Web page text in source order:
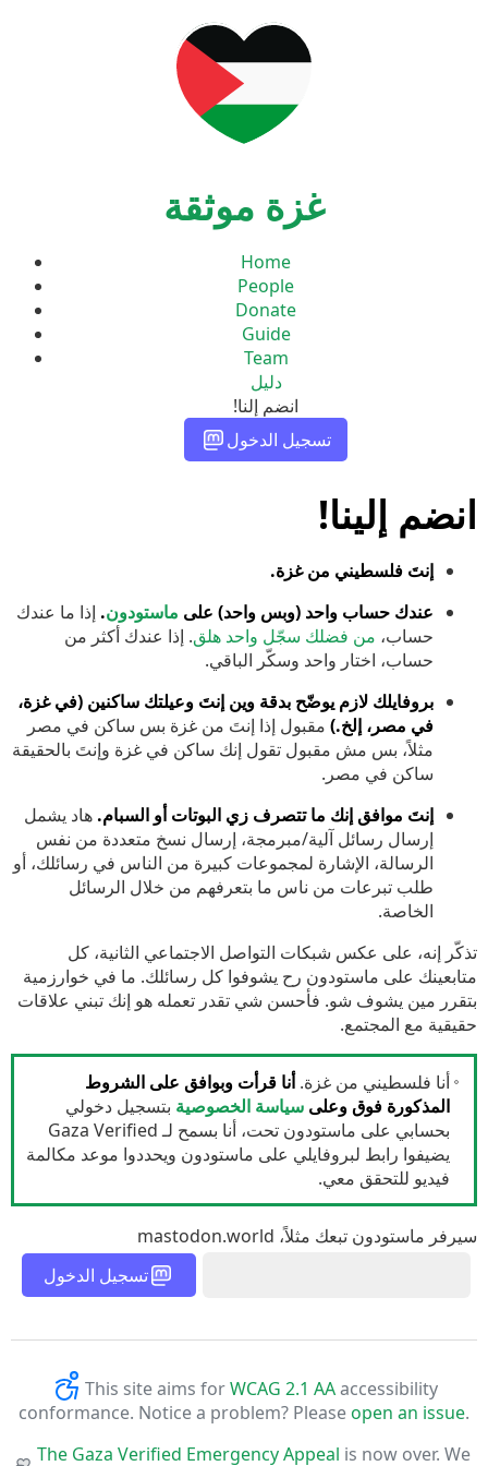
غزة موثقة
Home
People
Donate
Guide
Team
دليل
انضم إلنا!
تسجيل الدخول
انضم إلينا!
إنتَ فلسطيني من غزة.
عندك حساب واحد (وبس واحد) على ماستودون. إذا ما عندك
حساب، من فضلك سجّل واحد هلق. إذا عندك أكثر من
حساب، اختار واحد وسكّر الباقي.
بروفايلك لازم يوضّح بدقة وين إنتَ وعيلتك ساكنين (في غزة،
في مصر، إلخ.) مقبول إذا إنتَ من غزة بس ساكن في مصر
مثلاً، بس مش مقبول تقول إنك ساكن في غزة وإنتَ بالحقيقة
ساكن في مصر.
إنتَ موافق إنك ما تتصرف زي البوتات أو السبام. هاد يشمل
إرسال رسائل آلية/مبرمجة، إرسال نسخ متعددة من نفس
الرسالة، الإشارة لمجموعات كبيرة من الناس في رسائلك، أو
طلب تبرعات من ناس ما بتعرفهم من خلال الرسائل
الخاصة.
تذكّر إنه، على عكس شبكات التواصل الاجتماعي الثانية، كل
متابعينك على ماستودون رح يشوفوا كل رسائلك. ما في خوارزمية
بتقرر مين يشوف شو. فأحسن شي تقدر تعمله هو إنك تبني علاقات
حقيقية مع المجتمع.
أنا فلسطيني من غزة.أنا قرأت وبوافق على الشروط
المذكورة فوق وعلى سياسة الخصوصية بتسجيل دخولي
بحسابي على ماستودون تحت، أنا بسمح لـ Gaza Verified
يضيفوا رابط لبروفايلي على ماستودون ويحددوا موعد مكالمة
فيديو للتحقق معي.
سيرفر ماستودون تبعك مثلاً، mastodon.world
تسجيل الدخول
This site aims forWCAG 2.1 AAaccessibility
conformance. Notice a problem? Pleaseopen an issue.
The Gaza Verified Emergency Appeal is now over. We